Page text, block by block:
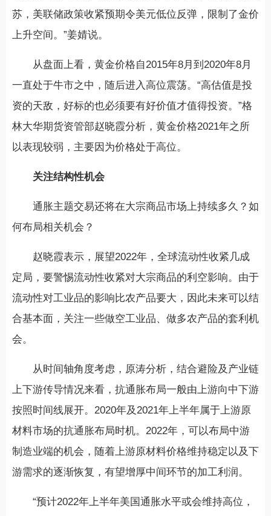
苏，美联储政策收紧预期令美元低位反弹，限制了金价
上升空间。”姜婧说。
从盘面上看，黄金价格自2015年8月到2020年8月
一直处于牛市之中，随后进入高位震荡。“高估值是投
资的天敌，好标的也必须要有好价值才值得投资。”格
林大华期货资管部赵晓霞分析，黄金价格2021年之所
以表现较弱，主要因为价格处于高位。
关注结构性机会
通胀主题交易还将在大宗商品市场上持续多久？如
何布局相关机会？
赵晓霞表示，展望2022年，全球流动性收紧几成
定局，要警惕流动性收紧对大宗商品的利空影响。由于
流动性对工业品的影响比农产品要大，因此未来可以结
合基本面，关注一些做空工业品、做多农产品的套利机
会。
从时间轴角度考虑，原涛分析，结合避险及产业链
上下游传导情况来看，抗通胀布局一般由上游向中下游
按照时间线展开。2020年及2021年上半年属于上游原
材料市场的抗通胀布局时机。2022年，可以布局中游
制造业端的机会，随着上游原材料价格维持稳定以及下
游需求的逐渐恢复，有望增厚中间环节的加工利润。
“预计2022年上半年美国通胀水平或会维持高位，